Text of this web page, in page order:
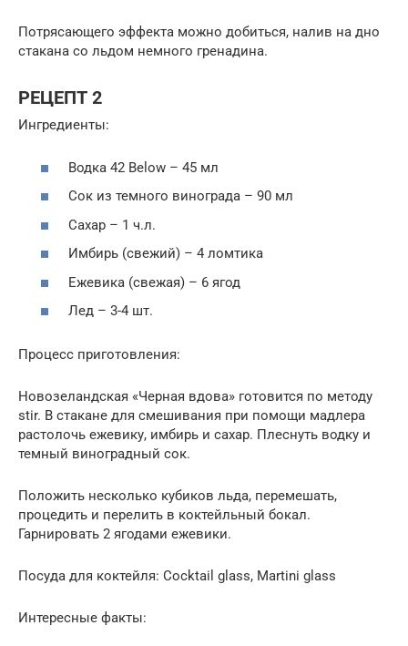
Потрясающего эффекта можно добиться, налив на дно
стакана со льдом немного гренадина.
РЕЦЕПТ 2
Ингредиенты:
Водка 42 Below – 45 мл
Сок из темного винограда – 90 мл
Сахар – 1 ч.л.
Имбирь (свежий) – 4 ломтика
Ежевика (свежая) – 6 ягод
Лед – 3-4 шт.
Процесс приготовления:
Новозеландская «Черная вдова» готовится по методу
stir. В стакане для смешивания при помощи мадлера
растолочь ежевику, имбирь и сахар. Плеснуть водку и
темный виноградный сок.
Положить несколько кубиков льда, перемешать,
процедить и перелить в коктейльный бокал.
Гарнировать 2 ягодами ежевики.
Посуда для коктейля: Cocktail glass, Martini glass
Интересные факты: